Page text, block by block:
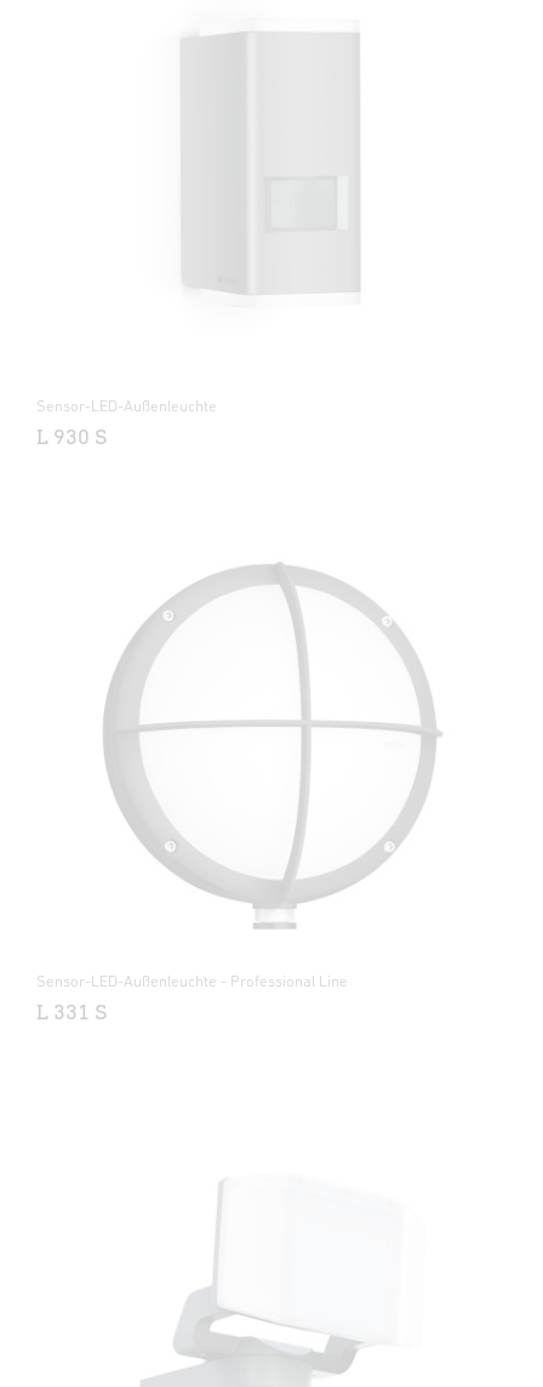
Sensor-LED-Außenleuchte
L 930 S
Sensor-LED-Außenleuchte - Professional Line
L 331 S